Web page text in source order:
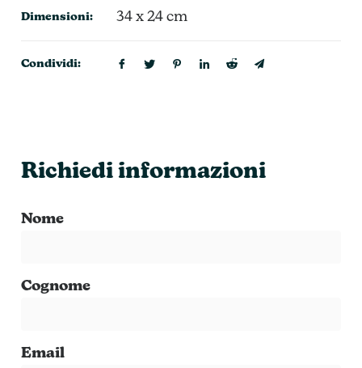
Dimensioni: 34 x 24 cm
Condividi:
Richiedi informazioni
Nome
Cognome
Email